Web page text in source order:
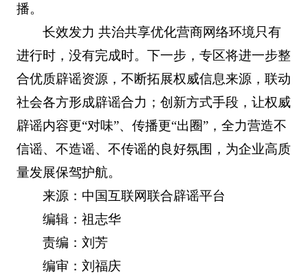
播。
长效发力 共治共享优化营商网络环境只有
进行时，没有完成时。下一步，专区将进一步整
合优质辟谣资源，不断拓展权威信息来源，联动
社会各方形成辟谣合力；创新方式手段，让权威
辟谣内容更“对味”、传播更“出圈”，全力营造不
信谣、不造谣、不传谣的良好氛围，为企业高质
量发展保驾护航。
来源：中国互联网联合辟谣平台
编辑：祖志华
责编：刘芳
编审：刘福庆